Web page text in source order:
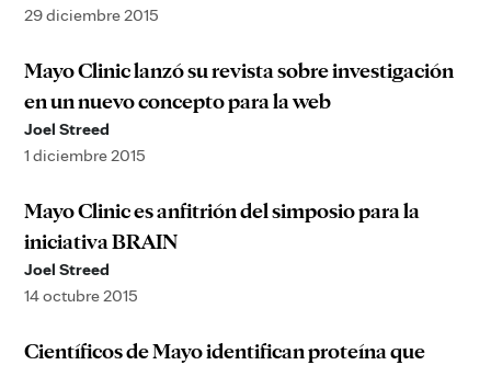
29 diciembre 2015
Mayo Clinic lanzó su revista sobre investigación
en un nuevo concepto para la web
Joel Streed
1 diciembre 2015
Mayo Clinic es anfitrión del simposio para la
iniciativa BRAIN
Joel Streed
14 octubre 2015
Científicos de Mayo identifican proteína que